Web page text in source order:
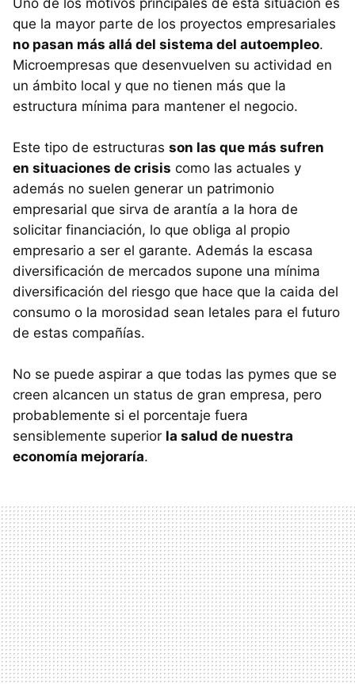
Uno de los motivos principales de esta situación es
que la mayor parte de los proyectos empresariales
no pasan más allá del sistema del autoempleo.
Microempresas que desenvuelven su actividad en
un ámbito local y que no tienen más que la
estructura mínima para mantener el negocio.
Este tipo de estructuras son las que más sufren
en situaciones de crisis como las actuales y
además no suelen generar un patrimonio
empresarial que sirva de arantía a la hora de
solicitar financiación, lo que obliga al propio
empresario a ser el garante. Además la escasa
diversificación de mercados supone una mínima
diversificación del riesgo que hace que la caida del
consumo o la morosidad sean letales para el futuro
de estas compañías.
No se puede aspirar a que todas las pymes que se
creen alcancen un status de gran empresa, pero
probablemente si el porcentaje fuera
sensiblemente superior la salud de nuestra
economía mejoraría.